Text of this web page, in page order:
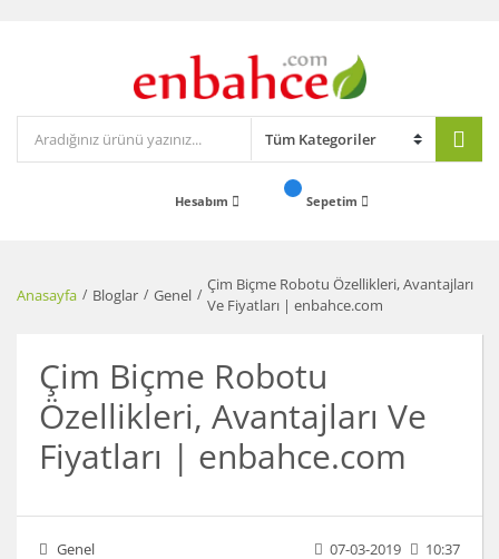
Hesabım Sepetim
Anasayfa Bloglar Genel
Çim Biçme Robotu Özellikleri, Avantajları
Ve Fiyatları | enbahce.com
Çim Biçme Robotu
Özellikleri, Avantajları Ve
Fiyatları | enbahce.com
Genel 07-03-2019 10:37